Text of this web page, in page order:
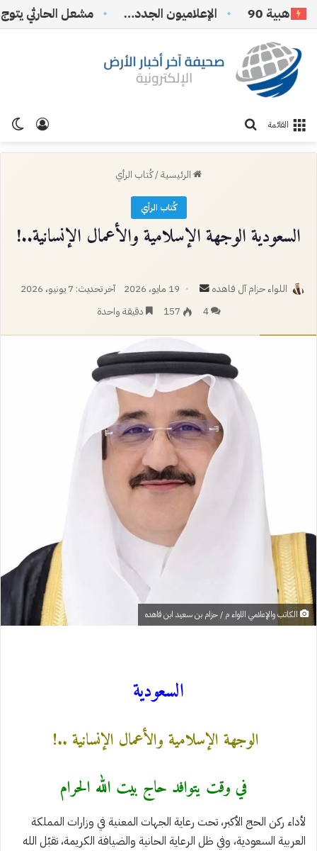
90 الإعلاميون الجدد…
تسجيل القائمة
الرئيسية/كُتاب الرأي
كُتاب الرأي
السعودية الوجهة الإسلامية والأعمال الإنسانية..!
اللواء حزام آل فاهده
أرسل
بريدا
19 مايو، 2026
آخر تحديث: 7 يونيو، 2026
4
157 دقيقة واحدة
الكاتب والإعلامي اللواء م / حزام بن سعيد ابن فاهده
السعودية
الوجهة الإسلامية والأعمال الإنسانية ..!
في وقت يتوافد حاج بيت الله الحرام
لأداء ركن الحج الأكبر، تحت رعاية الجهات المعنية في وزارات المملكة
العربية السعودية، وفي ظل الرعاية الحانية والضيافة الكريمة، تقبّل الله